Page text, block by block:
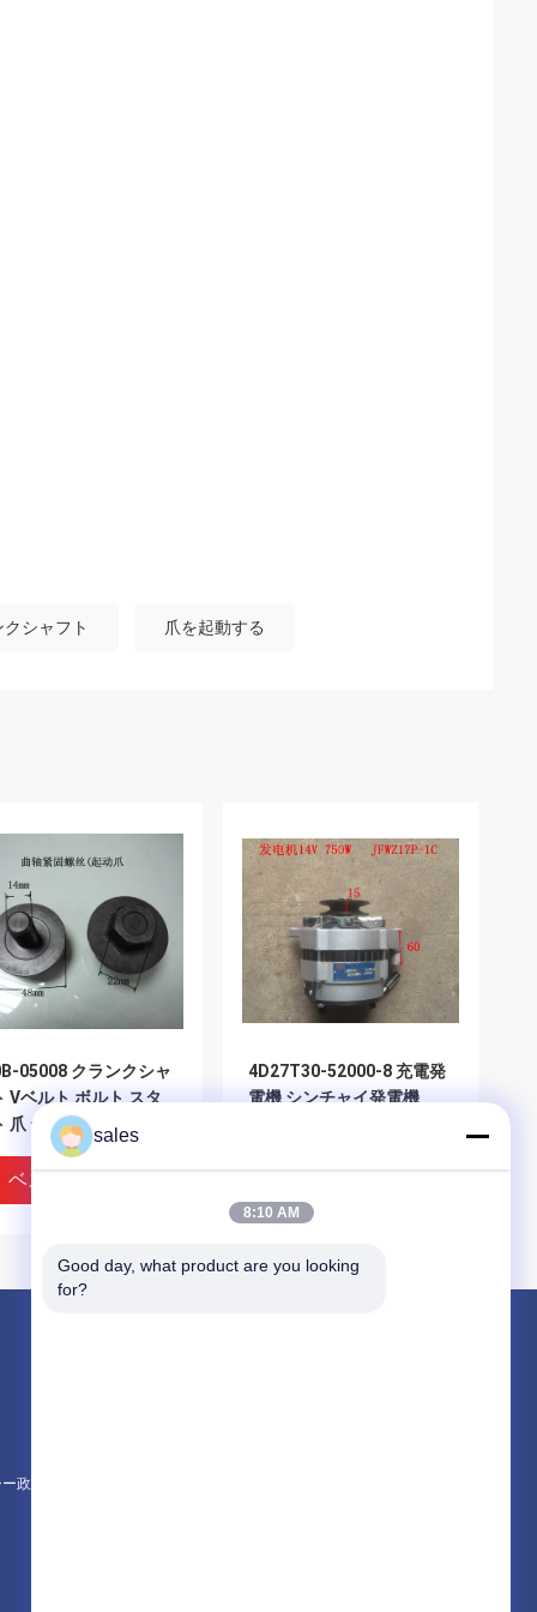
シャフト 爪を起動する
05008 クランクシャ
Vベルト ボルト スタ
爪 ディーゼル 備品
ベストプライス
4D27T30-52000-8 充電発
電機 シンチャイ発電機
政策
sales
8:10 AM
Good day, what product are you looking
for?